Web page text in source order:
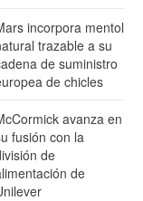
incorpora mentol
trazable a su
de suministro
de chicles
avanza en
fusión con la
de
de